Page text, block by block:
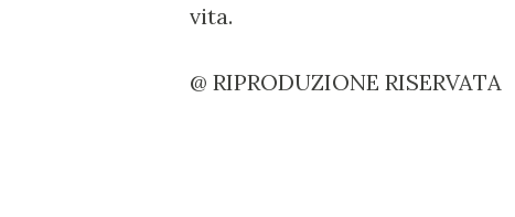
vita.
@ RIPRODUZIONE RISERVATA